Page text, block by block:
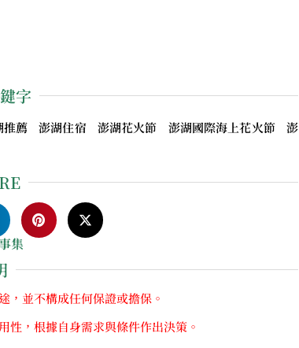
字
薦 澎湖住宿 澎湖花火節 澎湖國際海上花火節 澎
集
，並不構成任何保證或擔保。
性，根據自身需求與條件作出決策。